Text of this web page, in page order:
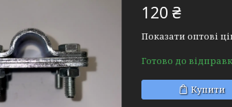
120 ₴
Показати оптові
Готово до
Купити